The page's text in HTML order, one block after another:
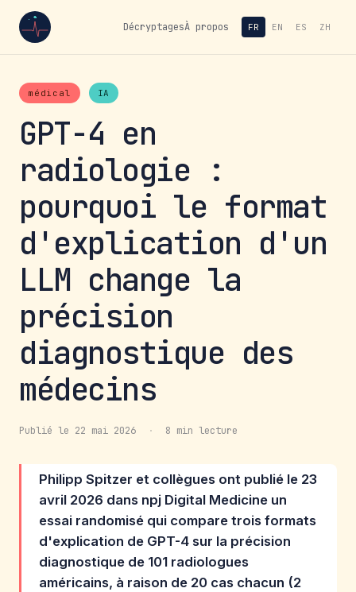
DécryptagesÀ propos FR EN ES ZH
médical IA
GPT-4 en
radiologie :
pourquoi le format
d'explication d'un
LLM change la
précision
diagnostique des
médecins
Publié le 22 mai 2026 · 8 min lecture
Philipp Spitzer et collègues ont publié le 23
avril 2026 dans npj Digital Medicine un
essai randomisé qui compare trois formats
d'explication de GPT-4 sur la précision
diagnostique de 101 radiologues
américains, à raison de 20 cas chacun (2